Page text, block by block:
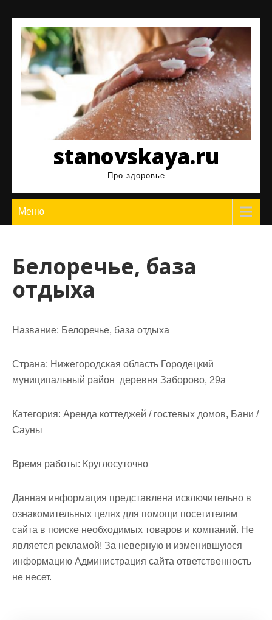
содержимому
stanovskaya.ru
Про здоровье
Меню
Белоречье, база
отдыха
Название: Белоречье, база отдыха
Страна: Нижегородская область Городецкий
муниципальный район деревня Заборово, 29а
Категория: Аренда коттеджей / гостевых домов, Бани /
Сауны
Время работы: Круглосуточно
Данная информация представлена исключительно в
ознакомительных целях для помощи посетителям
сайта в поиске необходимых товаров и компаний. Не
является рекламой! За неверную и изменившуюся
информацию Администрация сайта ответственность
не несет.